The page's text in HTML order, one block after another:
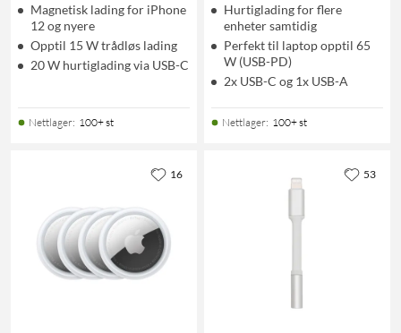
Magnetisk lading for iPhone
12 og nyere
Opptil 15 W trådløs lading
20 W hurtiglading via USB-C
Nettlager: 100+ st
Hurtiglading for flere
enheter samtidig
Perfekt til laptop opptil 65
W (USB-PD)
2x USB-C og 1x USB-A
Nettlager: 100+ st
16 53